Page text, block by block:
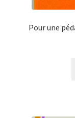
Pour une